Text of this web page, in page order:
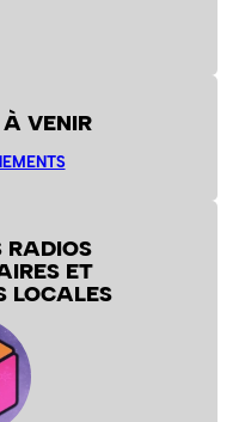
À VENIR
RADIOS
ET
LOCALES